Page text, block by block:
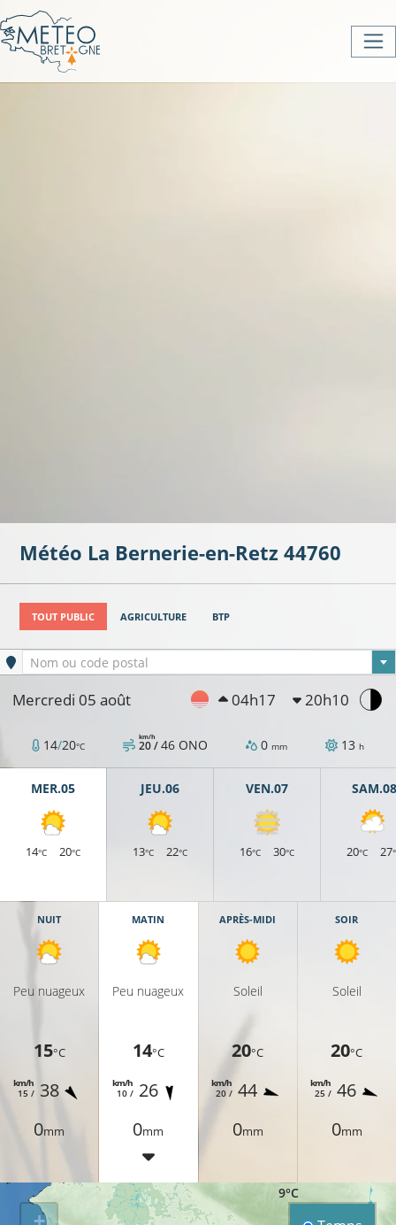
Météo La Bernerie-en-Retz 44760
TOUT PUBLIC AGRICULTURE BTP
Ville sélectionnée
Nom ou code postal
Mercredi 05 août 04h17 20h10
14/20°C 20 /
km/h 46 ONO 0 mm 13 h
MER.05
14°C 20°C
JEU.06
13°C 22°C
VEN.07
16°C 30°C
SAM.08
20°C 27
NUIT
Peu nuageux
15°C
15 /
km/h 38
0mm
MATIN
Peu nuageux
14°C
10 /
km/h 26
0mm
APRÈS-MIDI
Soleil
20°C
20 /
km/h 44
0mm
SOIR
Soleil
20°C
25 /
km/h 46
0mm
13°C
14°C
9°C